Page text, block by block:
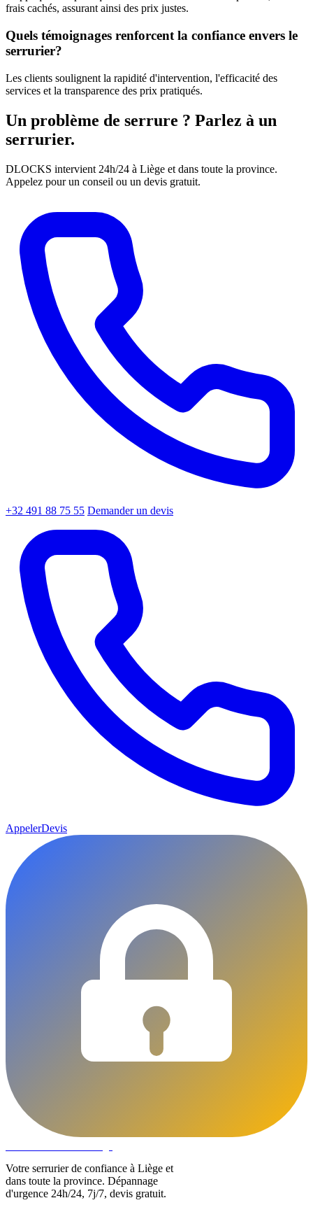
frais cachés, assurant ainsi des prix justes.
Quels témoignages renforcent la confiance envers le
serrurier?
Les clients soulignent la rapidité d'intervention, l'efficacité des
services et la transparence des prix pratiqués.
Un problème de serrure ? Parlez à un
serrurier.
DLOCKS intervient 24h/24 à Liège et dans toute la province.
Appelez pour un conseil ou un devis gratuit.
+32 491 88 75 55 Demander un devis
AppelerDevis
Votre serrurier de confiance à Liège et
dans toute la province. Dépannage
d'urgence 24h/24, 7j/7, devis gratuit.